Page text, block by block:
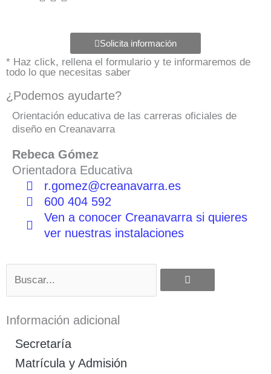
Solicita información
* Haz click, rellena el formulario y te informaremos de
todo lo que necesitas saber
¿Podemos ayudarte?
Orientación educativa de las carreras oficiales de
diseño en Creanavarra
Rebeca Gómez
Orientadora Educativa
r.gomez@creanavarra.es
600 404 592
Ven a conocer Creanavarra si quieres
ver nuestras instalaciones
Información adicional
Secretaría
Matrícula y Admisión